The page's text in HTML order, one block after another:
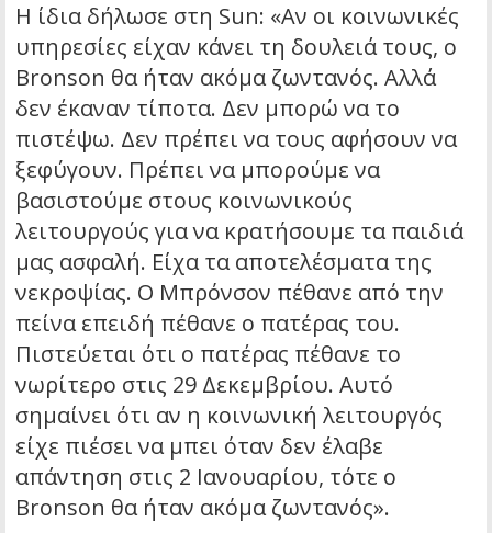
Η ίδια δήλωσε στη Sun: «Αν οι κοινωνικές
υπηρεσίες είχαν κάνει τη δουλειά τους, ο
Bronson θα ήταν ακόμα ζωντανός. Αλλά
δεν έκαναν τίποτα. Δεν μπορώ να το
πιστέψω. Δεν πρέπει να τους αφήσουν να
ξεφύγουν. Πρέπει να μπορούμε να
βασιστούμε στους κοινωνικούς
λειτουργούς για να κρατήσουμε τα παιδιά
μας ασφαλή. Είχα τα αποτελέσματα της
νεκροψίας. Ο Μπρόνσον πέθανε από την
πείνα επειδή πέθανε ο πατέρας του.
Πιστεύεται ότι ο πατέρας πέθανε το
νωρίτερο στις 29 Δεκεμβρίου. Αυτό
σημαίνει ότι αν η κοινωνική λειτουργός
είχε πιέσει να μπει όταν δεν έλαβε
απάντηση στις 2 Ιανουαρίου, τότε ο
Bronson θα ήταν ακόμα ζωντανός».